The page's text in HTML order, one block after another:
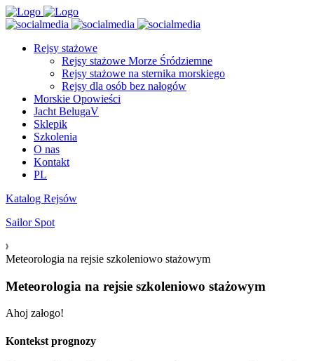
Rejsy stażowe
Rejsy stażowe Morze Śródziemne
Rejsy stażowe na sternika morskiego
Rejsy dla osób bez nałogów
Morskie Opowieści
Jacht BelugaV
Sklepik
Szkolenia
O nas
Kontakt
PL
Katalog Rejsów
Sailor Spot
Meteorologia na rejsie szkoleniowo stażowym
Meteorologia na rejsie szkoleniowo stażowym
Ahoj załogo!
Kontekst prognozy